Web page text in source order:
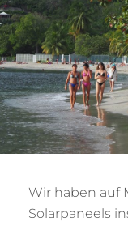
Wir haben auf
Solarpaneels